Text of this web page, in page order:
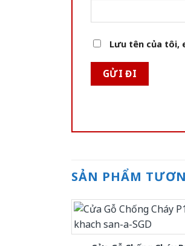
Lưu tên của tôi,
SẢN PHẨM